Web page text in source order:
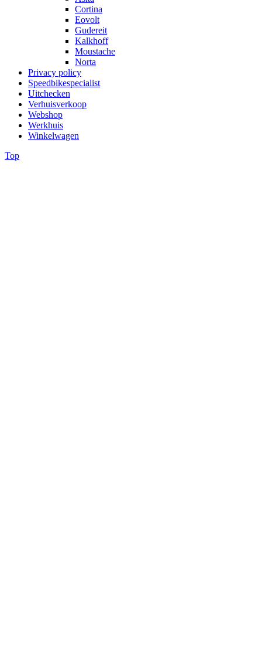
Cortina
Eovolt
Gudereit
Kalkhoff
Moustache
Norta
Privacy policy
Speedbikespecialist
Uitchecken
Verhuisverkoop
Webshop
Werkhuis
Winkelwagen
Top